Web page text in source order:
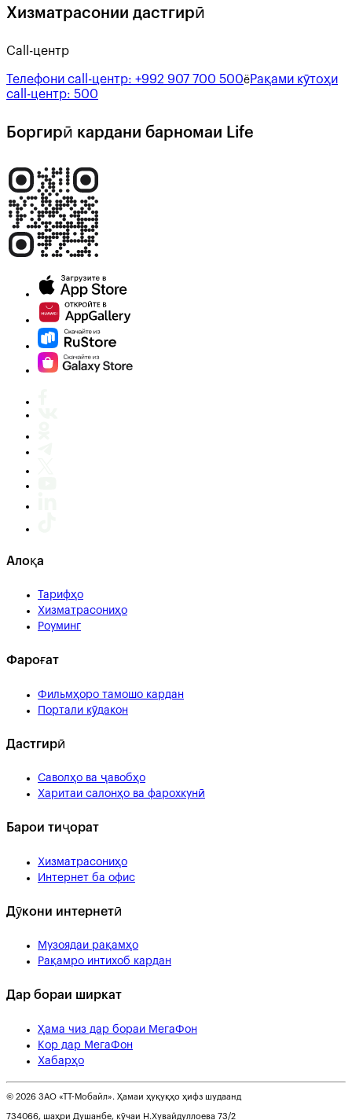
Хизматрасонии дастгирӣ
Call-центр
Телефони call-центр: +992 907 700 500ёРақами кӯтоҳи
call-центр: 500
Боргирӣ кардани барномаи Life
Алоқа
Тарифҳо
Хизматрасониҳо
Роуминг
Фароғат
Фильмҳоро тамошо кардан
Портали кӯдакон
Дастгирӣ
Саволҳо ва ҷавобҳо
Харитаи салонҳо ва фарохкунӣ
Барои тиҷорат
Хизматрасониҳо
Интернет ба офис
Дӯкони интернетӣ
Музоядаи рақамҳо
Рақамро интихоб кардан
Дар бораи ширкат
Ҳама чиз дар бораи МегаФон
Кор дар МегаФон
Хабарҳо
© 2026 ЗАО «ТТ-Мобайл». Ҳамаи ҳуқуқҳо ҳифз шудаанд
734066, шаҳри Душанбе, кӯчаи Н.Хувайдуллоева 73/2